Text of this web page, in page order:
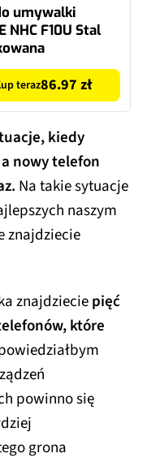
umywalki
NHC F10U Stal
teraz86.97 zł
kiedy
nowy telefon
Na takie sytuacje
naszym
znajdziecie
znajdzieciepięć
które
powinno się
grona